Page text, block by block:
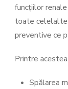
funcțiilor
toate celelalte
preventive ce
Printre
Spălarea